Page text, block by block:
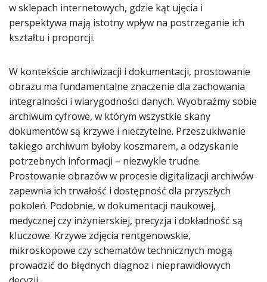
w sklepach internetowych, gdzie kąt ujęcia i
perspektywa mają istotny wpływ na postrzeganie ich
kształtu i proporcji.
W kontekście archiwizacji i dokumentacji, prostowanie
obrazu ma fundamentalne znaczenie dla zachowania
integralności i wiarygodności danych. Wyobraźmy sobie
archiwum cyfrowe, w którym wszystkie skany
dokumentów są krzywe i nieczytelne. Przeszukiwanie
takiego archiwum byłoby koszmarem, a odzyskanie
potrzebnych informacji – niezwykle trudne.
Prostowanie obrazów w procesie digitalizacji archiwów
zapewnia ich trwałość i dostępność dla przyszłych
pokoleń. Podobnie, w dokumentacji naukowej,
medycznej czy inżynierskiej, precyzja i dokładność są
kluczowe. Krzywe zdjęcia rentgenowskie,
mikroskopowe czy schematów technicznych mogą
prowadzić do błędnych diagnoz i nieprawidłowych